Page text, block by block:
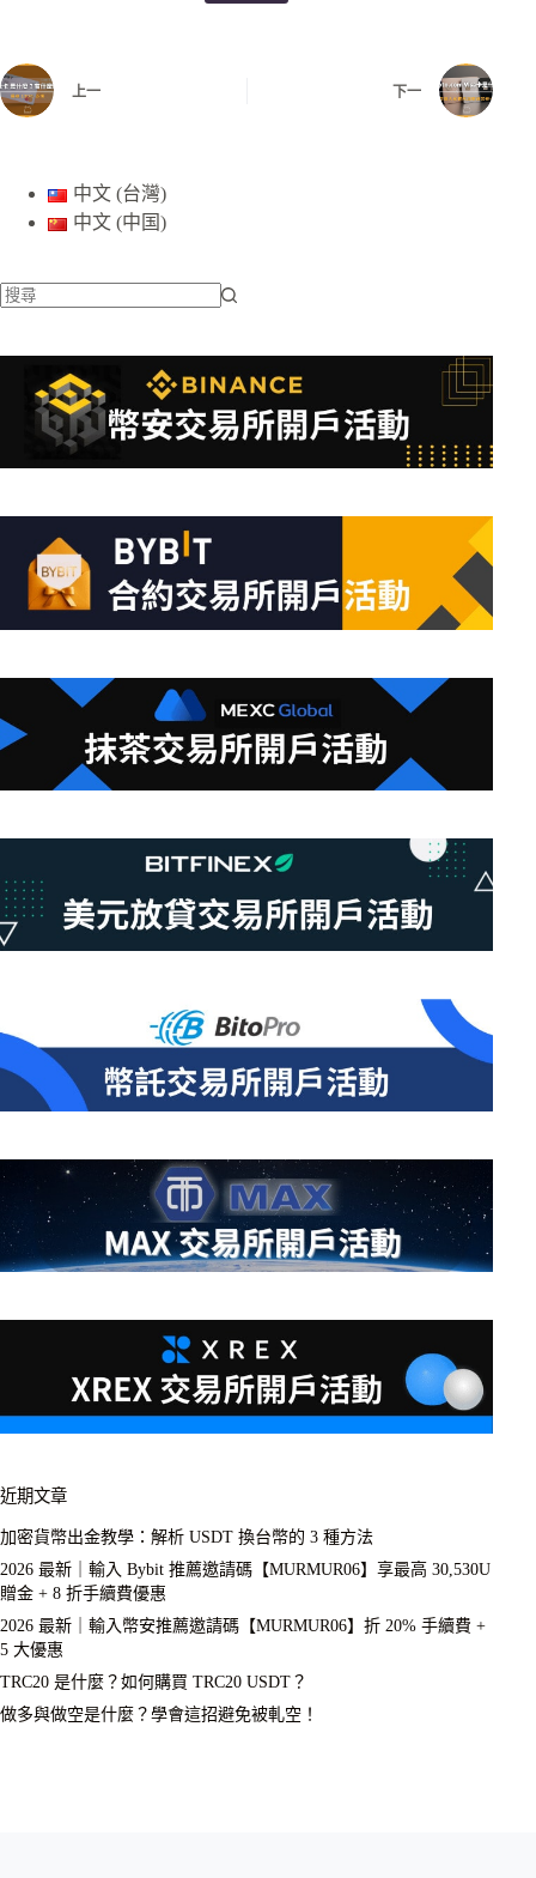
上一 下一
中文 (台灣)
中文 (中国)
不
條
近期文章
加密貨幣出金教學：解析 USDT 換台幣的 3 種方法
2026 最新｜輸入 Bybit 推薦邀請碼【MURMUR06】享最高 30,530U
贈金 + 8 折手續費優惠
2026 最新｜輸入幣安推薦邀請碼【MURMUR06】折 20% 手續費 +
5 大優惠
TRC20 是什麼？如何購買 TRC20 USDT？
做多與做空是什麼？學會這招避免被軋空！